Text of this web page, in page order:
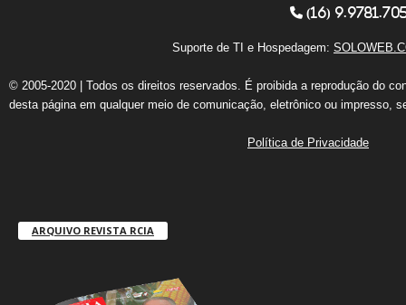
(16)
Suporte de TI e Hospedagem:
© 2005-2020 | Todos os direitos reservados. É proibida a reprodução do
desta página em qualquer meio de comunicação, eletrônico ou impresso,
Política de Privacidade
ARQUIVO REVISTA RCIA